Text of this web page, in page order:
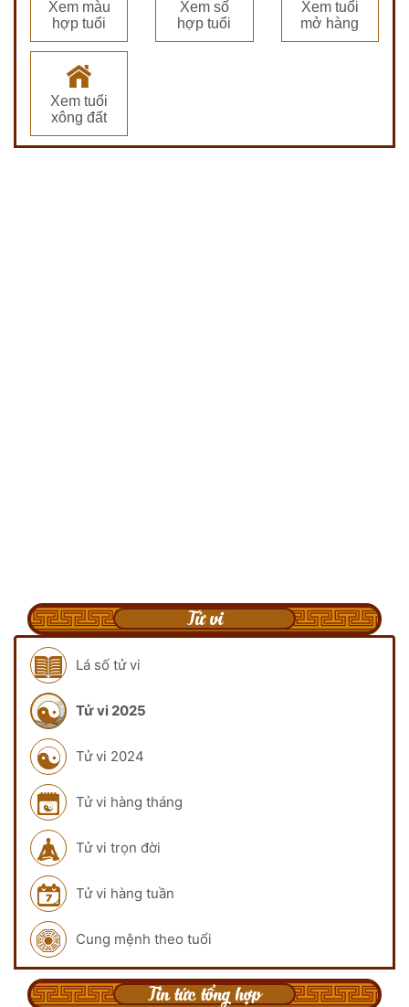
Xem màu
hợp tuổi
Xem số
hợp tuổi
Xem tuổi
mở hàng
Xem tuổi
xông đất
Tử vi
Lá số tử vi
Tử vi 2025
Tử vi 2024
Tử vi hàng tháng
Tử vi trọn đời
Tử vi hàng tuần
Cung mệnh theo tuổi
Tin tức tổng hợp